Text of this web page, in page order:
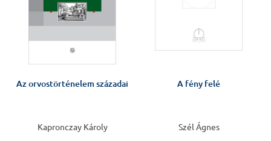
Az orvostörténelem századai
Kapronczay Károly
A fény felé
Szél Ágnes